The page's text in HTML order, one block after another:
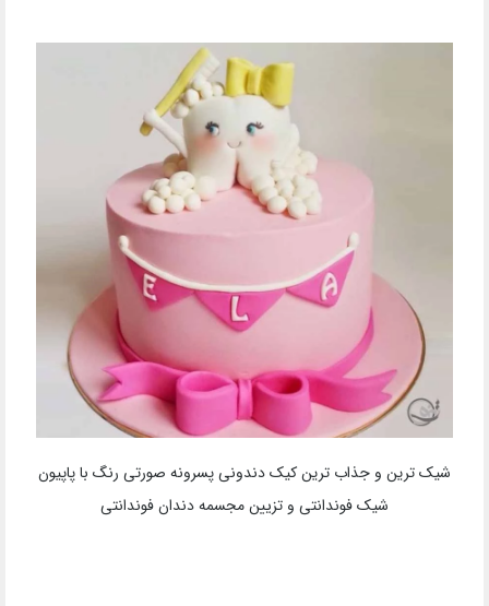
شیک ترین و جذاب ترین کیک دندونی پسرونه صورتی رنگ با پاپیون
شیک فوندانتی و تزیین مجسمه دندان فوندانتی